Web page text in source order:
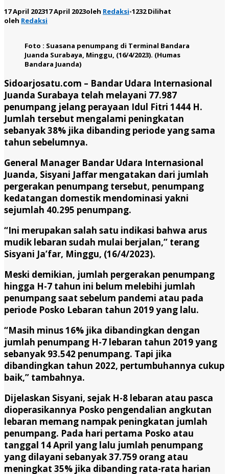
17 April 202317 April 2023oleh Redaksi-1232 Dilihat
oleh Redaksi
Foto : Suasana penumpang di Terminal Bandara
Juanda Surabaya, Minggu, (16/4/2023). (Humas
Bandara Juanda)
Sidoarjosatu.com – Bandar Udara Internasional
Juanda Surabaya telah melayani 77.987
penumpang jelang perayaan Idul Fitri 1444 H.
Jumlah tersebut mengalami peningkatan
sebanyak 38% jika dibanding periode yang sama
tahun sebelumnya.
General Manager Bandar Udara Internasional
Juanda, Sisyani Jaffar mengatakan dari jumlah
pergerakan penumpang tersebut, penumpang
kedatangan domestik mendominasi yakni
sejumlah 40.295 penumpang.
“Ini merupakan salah satu indikasi bahwa arus
mudik lebaran sudah mulai berjalan,” terang
Sisyani Ja’far, Minggu, (16/4/2023).
Meski demikian, jumlah pergerakan penumpang
hingga H-7 tahun ini belum melebihi jumlah
penumpang saat sebelum pandemi atau pada
periode Posko Lebaran tahun 2019 yang lalu.
“Masih minus 16% jika dibandingkan dengan
jumlah penumpang H-7 lebaran tahun 2019 yang
sebanyak 93.542 penumpang. Tapi jika
dibandingkan tahun 2022, pertumbuhannya cukup
baik,” tambahnya.
Dijelaskan Sisyani, sejak H-8 lebaran atau pasca
dioperasikannya Posko pengendalian angkutan
lebaran memang nampak peningkatan jumlah
penumpang. Pada hari pertama Posko atau
tanggal 14 April yang lalu jumlah penumpang
yang dilayani sebanyak 37.759 orang atau
meningkat 35% jika dibanding rata-rata harian